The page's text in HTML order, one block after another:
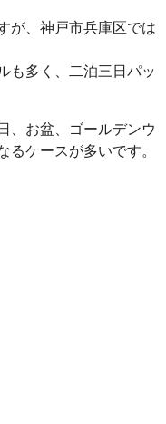
が、神戸市兵庫区では
も多く、二泊三日パッ
、お盆、ゴールデンウ
るケースが多いです。